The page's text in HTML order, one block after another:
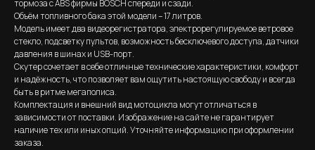
тормоза с ABS фирмы BOSCH спереди и сзади.
Объём топливного бака этой модели – 17 литров.
Модель имеет два видеорегистратора, электрорегулируемое ветровое
стекло, подсветку пультов, возможность бесключевого доступа, датчики
давления в шинах и USB-порт.
Скутер сочетает в себе отличные технические характеристики, комфорт
и надёжность, что позволяет вам ощутить настоящую свободу и всегда
быть в ритме мегаполиса.
Комплектация и внешний вид мотоцикла могут отличаться в
зависимости от поставки. Изображение на сайте не гарантирует
наличие тех или иных опций. Уточняйте информацию при оформлении
заказа.